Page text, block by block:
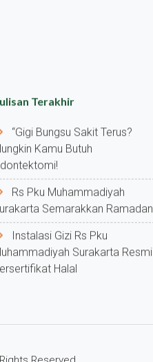
Terakhir
“gigi Bungsu Sakit Terus?
Kamu Butuh
Rs Pku Muhammadiyah
Semarakkan Ramadan
Instalasi Gizi Rs Pku
Surakarta Resmi
Halal